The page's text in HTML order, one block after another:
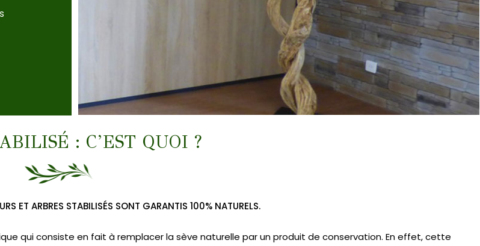
: C’EST QUOI ?
ET ARBRES STABILISÉS SONT GARANTIS 100% NATURELS.
qui consiste en fait à remplacer la sève naturelle par un produit de conservation. En effet, cette